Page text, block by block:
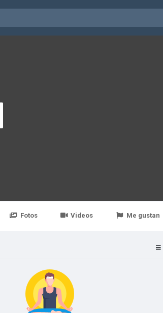
Fotos Videos Me gustan